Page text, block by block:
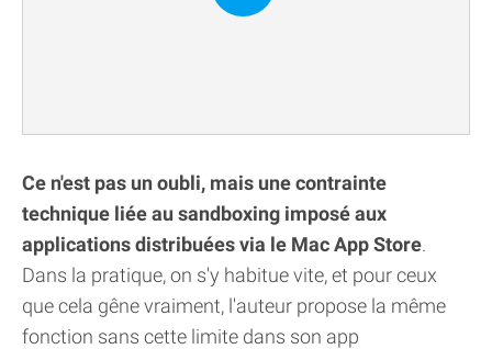
Ce n'est pas un oubli, mais une contrainte
technique liée au sandboxing imposé aux
applications distribuées via le Mac App Store.
Dans la pratique, on s'y habitue vite, et pour ceux
que cela gêne vraiment, l'auteur propose la même
fonction sans cette limite dans son app